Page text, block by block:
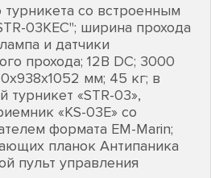
со встроенным
03KEС"; ширина прохода
и датчики
прохода; 12В DC; 3000
мм; 45 кг; в
турникет «STR-03»,
«KS-03E» со
формата EM-Marin;
планок Антипаника
пульт управления